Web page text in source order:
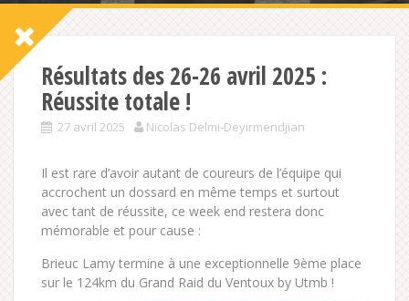
Résultats des 26-26 avril 2025 :
Réussite totale !
27 avril 2025 Nicolas Delmi-Deyirmendjian
Il est rare d’avoir autant de coureurs de l’équipe qui
accrochent un dossard en même temps et surtout
avec tant de réussite, ce week end restera donc
mémorable et pour cause :
Brieuc Lamy termine à une exceptionnelle 9ème place
sur le 124km du Grand Raid du Ventoux by Utmb !